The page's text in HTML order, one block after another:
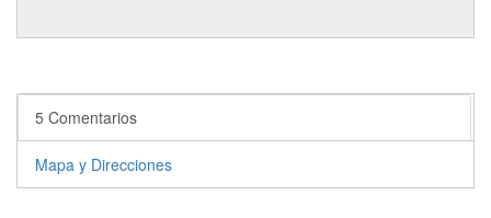
5 Comentarios
Mapa y Direcciones